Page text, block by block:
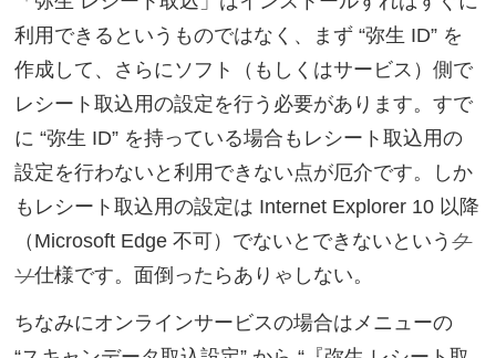
利用できるというものではなく、まず “弥生 ID” を
作成して、さらにソフト（もしくはサービス）側で
レシート取込用の設定を行う必要があります。すで
に “弥生 ID” を持っている場合もレシート取込用の
設定を行わないと利用できない点が厄介です。しか
もレシート取込用の設定は Internet Explorer 10 以降
（Microsoft Edge 不可）でないとできないというク
ソ仕様です。面倒ったらありゃしない。
ちなみにオンラインサービスの場合はメニューの